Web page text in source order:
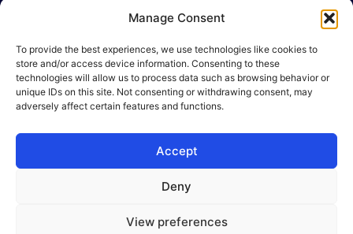
Manage Consent
To provide the best experiences, we use technologies like cookies to
store and/or access device information. Consenting to these
technologies will allow us to process data such as browsing behavior or
unique IDs on this site. Not consenting or withdrawing consent, may
adversely affect certain features and functions.
Accept
Deny
View preferences
Over
Algemene voorwaarden
Cookie beleid
Ik wil adverteren
© 2026 Risk & Business